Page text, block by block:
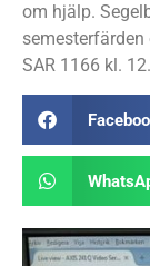
om hjälp.
semesterfärden
SAR 1166 kl.